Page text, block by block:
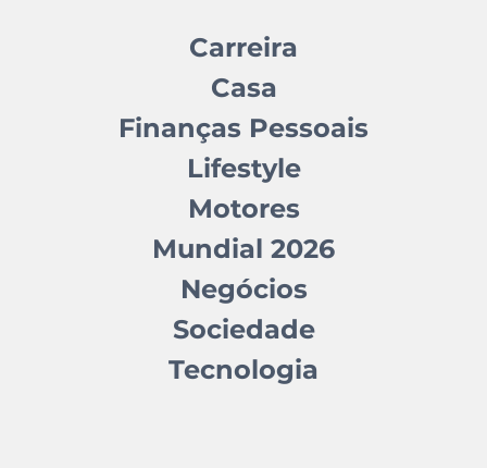
Carreira
Casa
Finanças Pessoais
Lifestyle
Motores
Mundial 2026
Negócios
Sociedade
Tecnologia